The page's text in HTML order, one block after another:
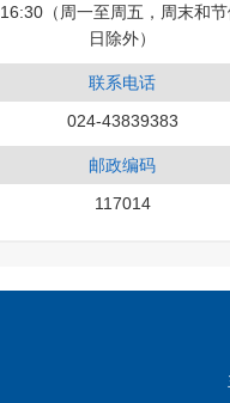
16:30（周一至周五，周末和节
日除外）
联系电话
024-43839383
邮政编码
117014